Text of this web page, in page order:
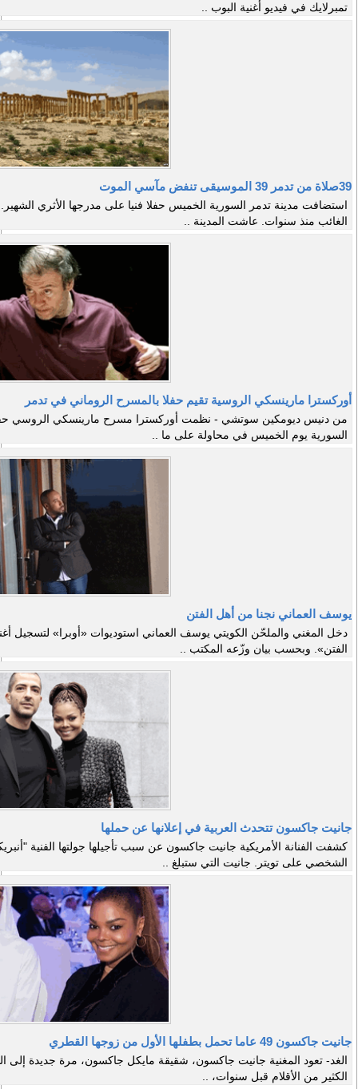
تمبرلايك في فيديو أغنية البوب ..
39صلاة من تدمر 39 الموسيقى تنفض مآسي الموت
استضافت مدينة تدمر السورية الخميس حفلا فنيا على مدرجها الأثري الشهير.
الغائب منذ سنوات. عاشت المدينة ..
أوركسترا مارينسكي الروسية تقيم حفلا بالمسرح الروماني في تدمر
من دنيس ديومكين سوتشي - نظمت أوركسترا مسرح مارينسكي الروسي حفلا
السورية يوم الخميس في محاولة على ما ..
يوسف العماني نجنا من أهل الفتن
دخل المغني والملحّن الكويتي يوسف العماني استوديوات «أوبرا» لتسجيل
الفتن». وبحسب بيان وزّعه المكتب ..
جانيت جاكسون تتحدث العربية في إعلانها عن حملها
كشفت الفنانة الأمريكية جانيت جاكسون عن سبب تأجيلها جولتها الفنية
الشخصي على تويتر. جانيت التي ستبلغ ..
جانيت جاكسون 49 عاما تحمل بطفلها الأول من زوجها القطري
الغد- تعود المغنية جانيت جاكسون، شقيقة مايكل جاكسون، مرة جديدة إلى
الكثير من الأقلام قبل سنوات، ..